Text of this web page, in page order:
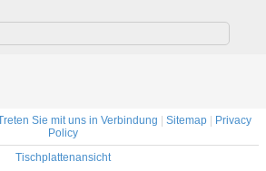
Material-
Sie mit uns in Verbindung | Sitemap | Privacy
Policy
Tischplattenansicht